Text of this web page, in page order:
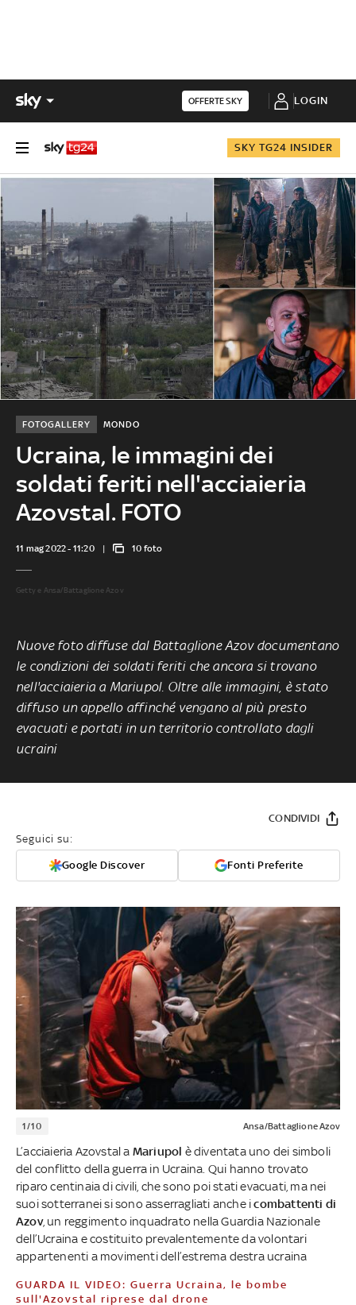
OFFERTE SKY LOGIN
SKY TG24 INSIDER
Ucraina, le immagini dei
soldati feriti nell'acciaieria
Azovstal. FOTO
MONDO
FOTOGALLERY
11 mag 2022 - 11:20 10 foto
Getty e Ansa/Battaglione Azov
Nuove foto diffuse dal Battaglione Azov documentano
le condizioni dei soldati feriti che ancora si trovano
nell'acciaieria a Mariupol. Oltre alle immagini, è stato
diffuso un appello affinché vengano al più presto
evacuati e portati in un territorio controllato dagli
ucraini
Seguici su:
Google Discover Fonti Preferite
CONDIVIDI
1/10 Ansa/Battaglione Azov
L’acciaieria Azovstal a Mariupol è diventata uno dei simboli
del conflitto della guerra in Ucraina. Qui hanno trovato
riparo centinaia di civili, che sono poi stati evacuati, ma nei
suoi sotterranei si sono asserragliati anche icombattenti di
Azov, un reggimento inquadrato nella Guardia Nazionale
dell’Ucraina e costituito prevalentemente da volontari
appartenenti a movimenti dell’estrema destra ucraina
GUARDA IL VIDEO: Guerra Ucraina, le bombe
sull'Azovstal riprese dal drone